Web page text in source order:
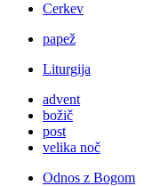
Cerkev
papež
Liturgija
advent
božič
post
velika noč
Odnos z Bogom